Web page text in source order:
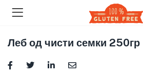
Леб од чисти семки 250гр